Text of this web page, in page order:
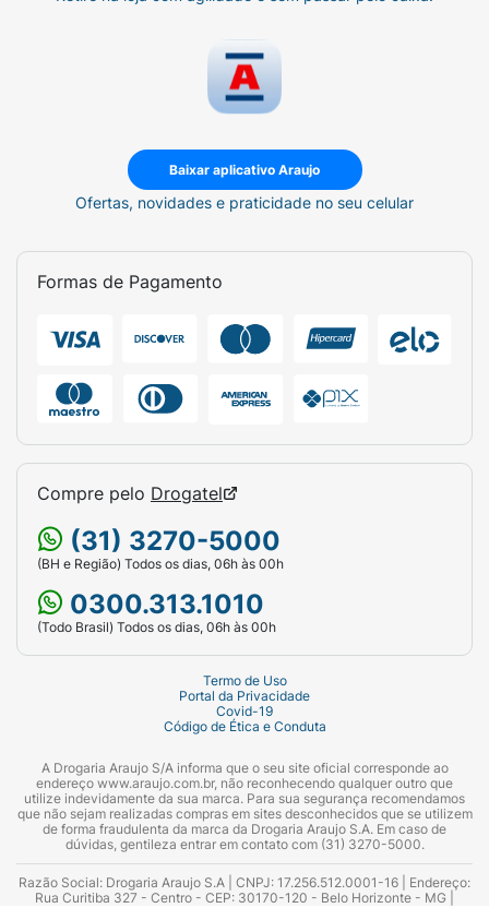
Baixar aplicativo Araujo
Ofertas, novidades e praticidade no seu celular
Formas de Pagamento
Compre pelo Drogatel
(31) 3270-5000
(BH e Região) Todos os dias, 06h às 00h
0300.313.1010
(Todo Brasil) Todos os dias, 06h às 00h
Termo de Uso
Portal da Privacidade
Covid-19
Código de Ética e Conduta
A Drogaria Araujo S/A informa que o seu site oficial corresponde ao
endereço www.araujo.com.br, não reconhecendo qualquer outro que
utilize indevidamente da sua marca. Para sua segurança recomendamos
que não sejam realizadas compras em sites desconhecidos que se utilizem
de forma fraudulenta da marca da Drogaria Araujo S.A. Em caso de
dúvidas, gentileza entrar em contato com (31) 3270-5000.
Razão Social: Drogaria Araujo S.A | CNPJ: 17.256.512.0001-16 | Endereço:
Rua Curitiba 327 - Centro - CEP: 30170-120 - Belo Horizonte - MG |